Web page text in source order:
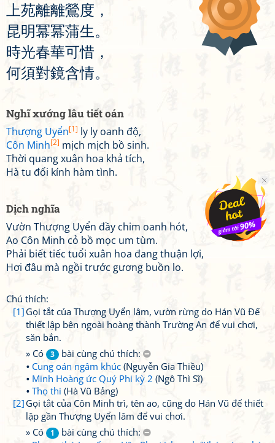
上苑離離鶯度 ，
昆明冪冪蒲生。
時光春華可惜 ，
何須對鏡含情。
Nghĩ xướng lâu tiết oán
Thượng Uyển[1] ly ly oanh độ,
Côn Minh[2] mịch mịch bồ sinh.
Thời quang xuân hoa khả tích,
Hà tu đối kính hàm tình.
Dịch nghĩa
Vườn Thượng Uyển đầy chim oanh hót,
Ao Côn Minh cỏ bồ mọc um tùm.
Phải biết tiếc tuổi xuân hoa đang thuận lợi,
Hơi đâu mà ngồi trước gương buồn lo.
Chú thích:
[1] Gọi tắt của Thượng Uyển lâm, vườn rừng do Hán Vũ Đế
thiết lập bên ngoài hoàng thành Trường An để vui chơi,
săn bắn.
» Có
3
bài cùng chú thích:
Cung oán ngâm khúc (Nguyễn Gia Thiều)
Minh Hoàng ức Quý Phi kỳ 2 (Ngô Thì Sĩ)
Thọ thi (Hà Vũ Bảng)
[2] Gọi tắt của Côn Minh trì, tên ao, cũng do Hán Vũ đế thiết
lập gần Thượng Uyển lâm để vui chơi.
» Có
1
bài cùng chú thích: